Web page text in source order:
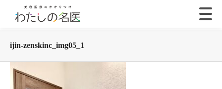
ijin-zenskinc_img05_1